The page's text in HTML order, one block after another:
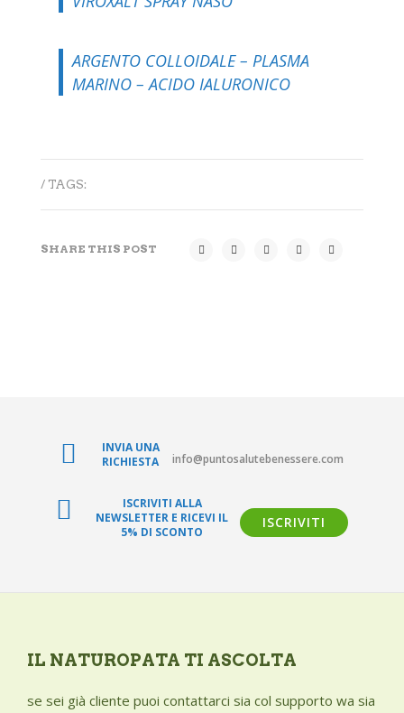
ARGENTO COLLOIDALE – PLASMA
MARINO – ACIDO IALURONICO
/ TAGS:
SHARE THIS POST
INVIA UNA
RICHIESTA
info@puntosalutebenessere.com
ISCRIVITI ALLA
NEWSLETTER E RICEVI IL
5% DI SCONTO
ISCRIVITI
IL NATUROPATA TI ASCOLTA
se sei già cliente puoi contattarci sia col supporto wa sia